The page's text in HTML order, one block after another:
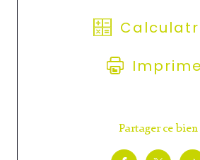
Partager ce bien